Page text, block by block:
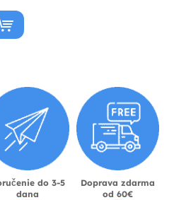
do 3-5
dana
Doprava zdarma
od 60€